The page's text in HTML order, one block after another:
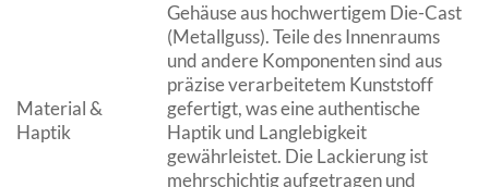
Material &
Haptik
Gehäuse aus hochwertigem Die-Cast
(Metallguss). Teile des Innenraums
und andere Komponenten sind aus
präzise verarbeitetem Kunststoff
gefertigt, was eine authentische
Haptik und Langlebigkeit
gewährleistet. Die Lackierung ist
mehrschichtig aufgetragen und